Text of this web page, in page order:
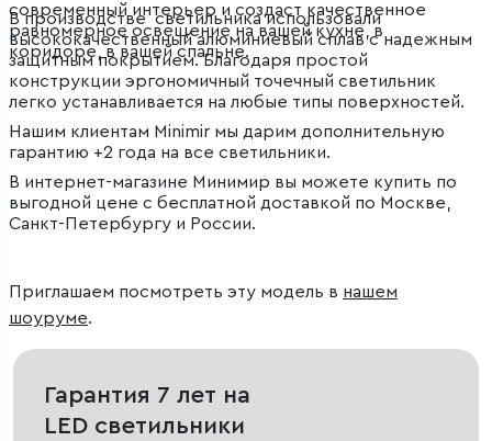
современный интерьер и создаст качественное
равномерное освещение на вашей кухне, в
коридоре, в вашей спальне.
В производстве светильника использовали
высококачественный алюминиевый сплав с надежным
защитным покрытием. Благодаря простой
конструкции эргономичный точечный светильник
легко устанавливается на любые типы поверхностей.
Нашим клиентам Minimir мы дарим дополнительную
гарантию +2 года на все светильники.
В интернет-магазине Минимир вы можете купить по
выгодной цене с бесплатной доставкой по Москве,
Санкт-Петербургу и России.
Приглашаем посмотреть эту модель в нашем
шоуруме.
Гарантия 7 лет на
LED светильники